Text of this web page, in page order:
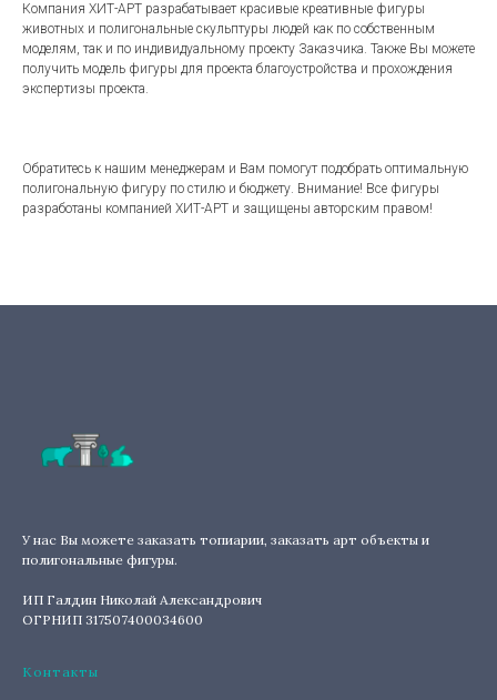
Компания ХИТ-АРТ разрабатывает красивые креативные фигуры
животных и полигональные скульптуры людей как по собственным
моделям, так и по индивидуальному проекту Заказчика. Также Вы можете
получить модель фигуры для проекта благоустройства и прохождения
экспертизы проекта.
Обратитесь к нашим менеджерам и Вам помогут подобрать оптимальную
полигональную фигуру по стилю и бюджету. Внимание! Все фигуры
разработаны компанией ХИТ-АРТ и защищены авторским правом!
У нас Вы можете заказать топиарии, заказать арт объекты и
полигональные фигуры.
ИП Галдин Николай Александрович
ОГРНИП 317507400034600
Контакты